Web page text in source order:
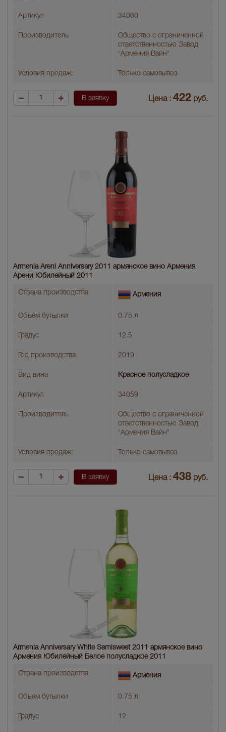
Артикул 34060
Производитель
Общество с ограниченной
ответственностью Завод
"Армения Вайн"
Условия продаж: Только самовывоз
В заявку Цена : 422 руб.
Armenia Areni Anniversary 2011 армянское вино Армения
Арени Юбилейный 2011
Страна производства Армения
Объем бутылки 0.75 л
Градус 12.5
Год производства 2019
Вид вина Красное полусладкое
Артикул 34059
Производитель
Общество с ограниченной
ответственностью Завод
"Армения Вайн"
Условия продаж: Только самовывоз
В заявку Цена : 438 руб.
Armenia Anniversary White Semisweet 2011 армянское вино
Армения Юбилейный Белое полусладкое 2011
Страна производства Армения
Объем бутылки 0.75 л
Градус 12